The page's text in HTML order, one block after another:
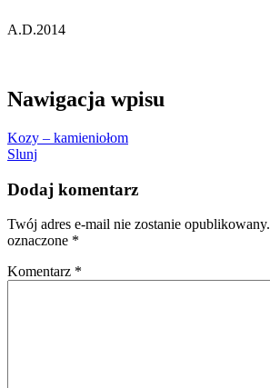
A.D.2014
Nawigacja wpisu
Kozy – kamieniołom
Slunj
Dodaj komentarz
Twój adres e-mail nie zostanie opublikowany.
oznaczone *
Komentarz *